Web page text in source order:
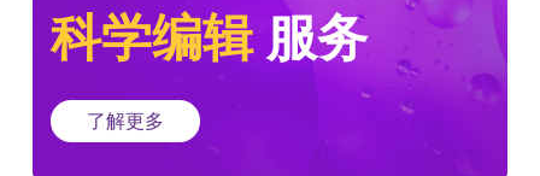
科学编辑服务
了解更多